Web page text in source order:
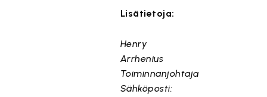
Lisätietoja:
Henry
Arrhenius
Toiminnanjohtaja
Sähköposti: